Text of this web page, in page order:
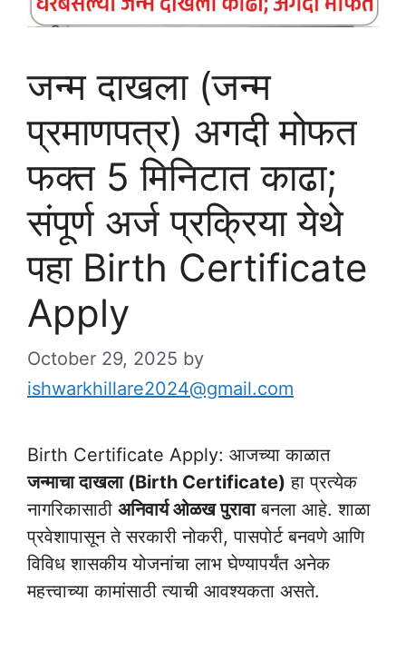
जन्म दाखला (जन्म
प्रमाणपत्र) अगदी मोफत
फक्त 5 मिनिटात काढा;
संपूर्ण अर्ज प्रक्रिया येथे
पहा Birth Certificate
Apply
October 29, 2025 by
ishwarkhillare2024@gmail.com
Birth Certificate Apply: आजच्या काळात
जन्माचा दाखला (Birth Certificate) हा प्रत्येक
नागरिकासाठी अनिवार्य ओळख पुरावाबनला आहे. शाळा
प्रवेशापासून ते सरकारी नोकरी, पासपोर्ट बनवणे आणि
विविध शासकीय योजनांचा लाभ घेण्यापर्यंत अनेक
महत्त्वाच्या कामांसाठी त्याची आवश्यकता असते.